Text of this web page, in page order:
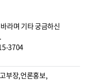
라며 기타 궁금하신
3704
부장,언론홍보,